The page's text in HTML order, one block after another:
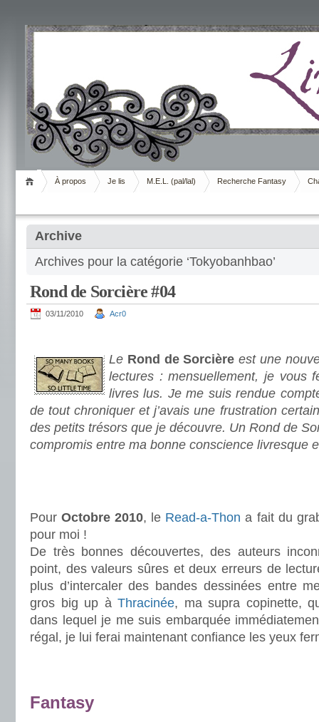
Livrement
À propos Je lis M.E.L. (pal/lal) Recherche Fantasy
Archive
Archives pour la catégorie ‘Tokyobanhbao’
Rond de Sorcière #04
03/11/2010 Acr0
Le Rond de Sorcière est une
lectures : mensuellement, je vous
livres lus. Je me suis rendue
de tout chroniquer et j’avais une frustration
des petits trésors que je découvre. Un Rond de
compromis entre ma bonne conscience livresque
PourOctobre 2010, le Read-a-Thon a fait du
pour moi !
De très bonnes découvertes, des auteurs
point, des valeurs sûres et deux erreurs de
plus d’intercaler des bandes dessinées entre
gros big up à Thracinée, ma supra copinette,
dans lequel je me suis embarquée
régal, je lui ferai maintenant confiance les yeux
Fantasy